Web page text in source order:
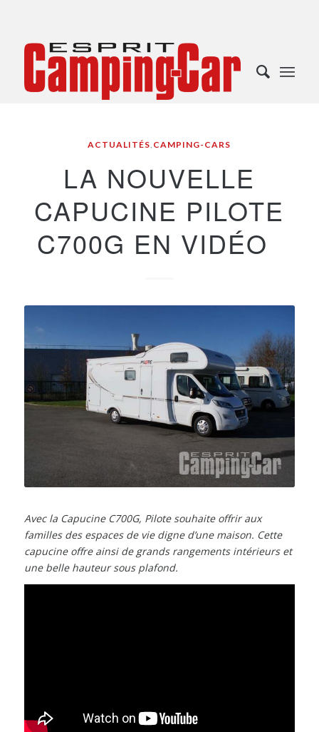
ACTUALITÉS, CAMPING-CARS
LA NOUVELLE
CAPUCINE PILOTE
C700G EN VIDÉO
Avec la Capucine C700G, Pilote souhaite offrir aux
familles des espaces de vie digne d’une maison. Cette
capucine offre ainsi de grands rangements intérieurs et
une belle hauteur sous plafond.